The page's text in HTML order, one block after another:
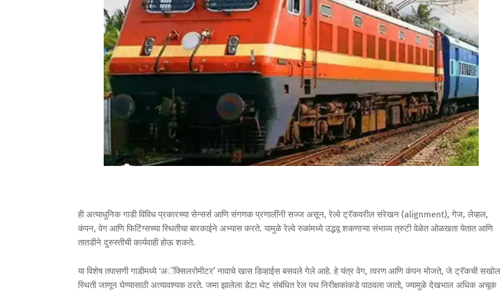
ही अत्याधुनिक गाडी विविध प्रकारच्या सेन्सर्स आणि संगणक प्रणालींनी सज्ज असून, रेल्वे ट्रॅकवरील संरेखन (alignment), गेज, लेव्हल,
कंपन, वेग आणि फिटिंग्सच्या स्थितीचा बारकाईने अभ्यास करते. यामुळे रेल्वे रुळांमध्ये उद्भवू शकणाऱ्या संभाव्य त्रुटी वेळेत ओळखता येतात आणि
तातडीने दुरुस्तीची कार्यवाही होऊ शकते.
या विशेष तपासणी गाडीमध्ये ‘अॅक्सिलरोमीटर’ नावाचे खास डिव्हाईस बसवले गेले आहे. हे यंत्र वेग, त्वरण आणि कंपन मोजते, जे ट्रॅकची सखोल
स्थिती जाणून घेण्यासाठी अत्यावश्यक ठरते. जमा झालेला डेटा थेट संबंधित रेल पथ निरीक्षकांकडे पाठवला जातो, ज्यामुळे देखभाल अधिक अचूक